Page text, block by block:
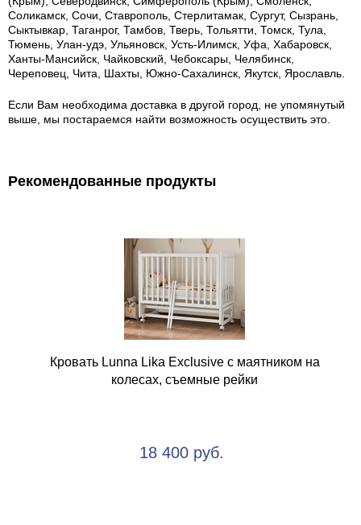
Соликамск, Сочи, Ставрополь, Стерлитамак, Сургут, Сызрань,
Сыктывкар, Таганрог, Тамбов, Тверь, Тольятти, Томск, Тула,
Тюмень, Улан-удэ, Ульяновск, Усть-Илимск, Уфа, Хабаровск,
Ханты-Мансийск, Чайковский, Чебоксары, Челябинск,
Череповец, Чита, Шахты, Южно-Сахалинск, Якутск, Ярославль.
Если Вам необходима доставка в другой город, не упомянутый
выше, мы постараемся найти возможность осуществить это.
Рекомендованные продукты
Кровать Lunna Lika Exclusive с маятником на
колесах, съемные рейки
18 400 руб.